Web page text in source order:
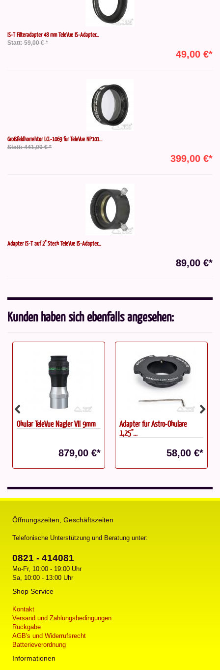
IS-T Filteradapter 48 mm TeleVue IS-Adapter...
Statt: 59,00 € *
49,00 €*
Großfeldkorrektor LCL-1069 für TeleVue NP101...
Statt: 441,00 € *
399,00 €*
Adapter IS-T auf 2" Steck TeleVue IS-Adapter...
89,00 €*
Kunden haben sich ebenfalls angesehen:
Okular TeleVue Nagler VII 9mm
879,00 €*
Adapter für Astro-Okulare
1,25"...
58,00 €*
Öffnungszeiten, Geschäftszeiten
Telefonische Unterstützung und Beratung unter:
0821 - 414081
Mo-Fr, 10:00 - 19:00 Uhr
Sa, 10:00 - 13:00 Uhr
Shop Service
Kontakt
Versand und Zahlungsbedingungen
Rückgabe
AGB's und Widerrufsrecht
Batterieverordnung
Informationen